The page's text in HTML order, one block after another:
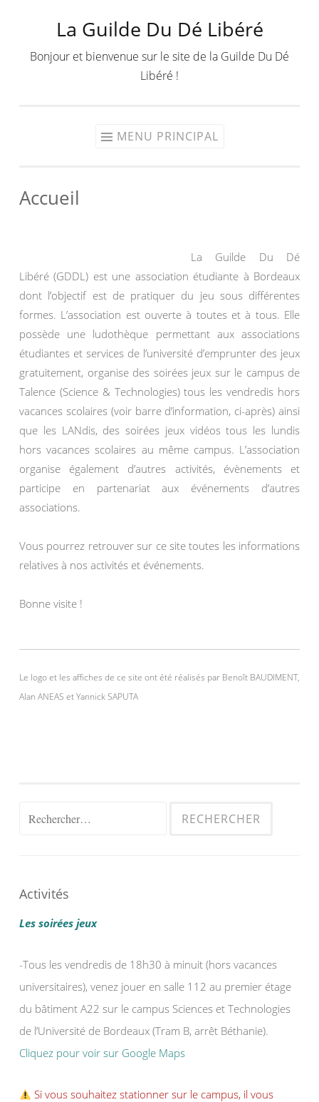
contenu
La Guilde Du Dé Libéré
Bonjour et bienvenue sur le site de la Guilde Du Dé
Libéré !
MENU PRINCIPAL
Accueil
La Guilde Du Dé
Libéré (GDDL) est une association étudiante à Bordeaux
dont l’objectif est de pratiquer du jeu sous différentes
formes. L’association est ouverte à toutes et à tous. Elle
possède une ludothèque permettant aux associations
étudiantes et services de l’université d’emprunter des jeux
gratuitement, organise des soirées jeux sur le campus de
Talence (Science & Technologies) tous les vendredis hors
vacances scolaires (voir barre d’information, ci-après) ainsi
que les LANdis, des soirées jeux vidéos tous les lundis
hors vacances scolaires au même campus. L’association
organise également d’autres activités, évènements et
participe en partenariat aux événements d’autres
associations.
Vous pourrez retrouver sur ce site toutes les informations
relatives à nos activités et événements.
Bonne visite !
Le logo et les affiches de ce site ont été réalisés par Benoît BAUDIMENT,
Alan ANEAS et Yannick SAPUTA
Rechercher :
Activités
Les soirées jeux
-Tous les vendredis de 18h30 à minuit (hors vacances
universitaires), venez jouer en salle 112 au premier étage
du bâtiment A22 sur le campus Sciences et Technologies
de l’Université de Bordeaux (Tram B, arrêt Béthanie).
Cliquez pour voir sur Google Maps
Si vous souhaitez stationner sur le campus, il vous